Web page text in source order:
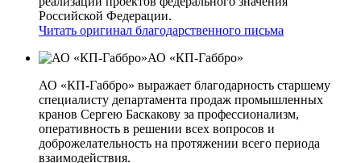
Российской Федерации.
Читать оригинал благодарственного письма
АО «КП-Габбро»
АО «КП-Габбро» выражает благодарность старшему
специалисту департамента продаж промышленных
кранов Сергею Баскакову за профессионализм,
оперативность в решении всех вопросов и
доброжелательность на протяжении всего периода
взаимодействия.